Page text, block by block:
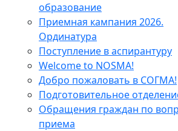
образование
Приемная кампания 2026.
Ординатура
Поступление в аспирантуру
Welcome to NOSMA!
Добро пожаловать в СОГМА!
Подготовительное
Обращения граждан по
приема